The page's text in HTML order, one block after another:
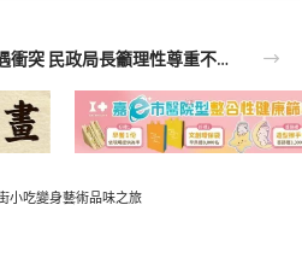
小吃變身藝術品味之旅